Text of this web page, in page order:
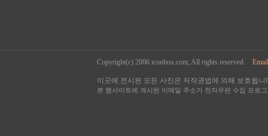
Copyright(c) 2006 iconbox.com, All rights reserved.
이곳에 전시된 모든 사진은 저작권법에 의해 보호됩
본 웹사이트에 게시된 이메일 주소가 전자우편 수집 프로